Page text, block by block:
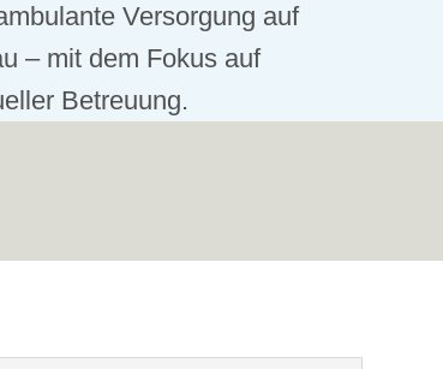
Versorgung auf
– mit dem Fokus auf
Betreuung.